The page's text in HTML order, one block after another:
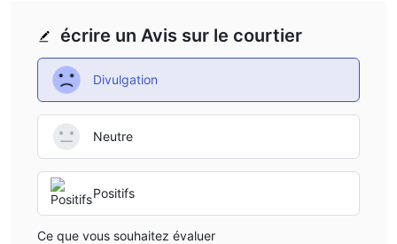
écrire un Avis sur le courtier
Divulgation
Neutre
Positifs
Ce que vous souhaitez évaluer